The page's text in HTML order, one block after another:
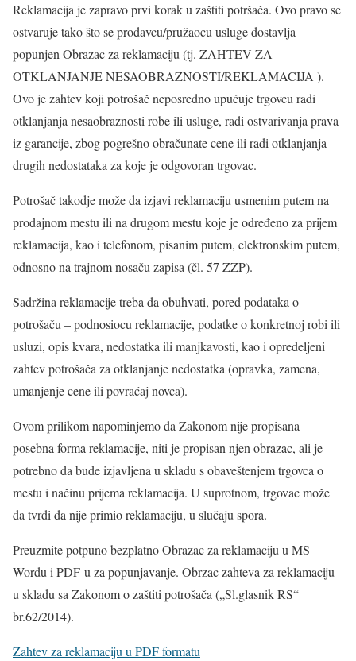
Reklamacija je zapravo prvi korak u zaštiti potršača. Ovo pravo se
ostvaruje tako što se prodavcu/pružaocu usluge dostavlja
popunjen Obrazac za reklamaciju (tj. ZAHTEV ZA
OTKLANJANJE NESAOBRAZNOSTI/REKLAMACIJA ).
Ovo je zahtev koji potrošač neposredno upućuje trgovcu radi
otklanjanja nesaobraznosti robe ili usluge, radi ostvarivanja prava
iz garancije, zbog pogrešno obračunate cene ili radi otklanjanja
drugih nedostataka za koje je odgovoran trgovac.
Potrošač takodje može da izjavi reklamaciju usmenim putem na
prodajnom mestu ili na drugom mestu koje je određeno za prijem
reklamacija, kao i telefonom, pisanim putem, elektronskim putem,
odnosno na trajnom nosaču zapisa (čl. 57 ZZP).
Sadržina reklamacije treba da obuhvati, pored podataka o
potrošaču – podnosiocu reklamacije, podatke o konkretnoj robi ili
usluzi, opis kvara, nedostatka ili manjkavosti, kao i opredeljeni
zahtev potrošača za otklanjanje nedostatka (opravka, zamena,
umanjenje cene ili povraćaj novca).
Ovom prilikom napominjemo da Zakonom nije propisana
posebna forma reklamacije, niti je propisan njen obrazac, ali je
potrebno da bude izjavljena u skladu s obaveštenjem trgovca o
mestu i načinu prijema reklamacija. U suprotnom, trgovac može
da tvrdi da nije primio reklamaciju, u slučaju spora.
Preuzmite potpuno bezplatno Obrazac za reklamaciju u MS
Wordu i PDF-u za popunjavanje. Obrzac zahteva za reklamaciju
u skladu sa Zakonom o zaštiti potrošača („Sl.glasnik RS“
br.62/2014).
Zahtev za reklamaciju u PDF formatu